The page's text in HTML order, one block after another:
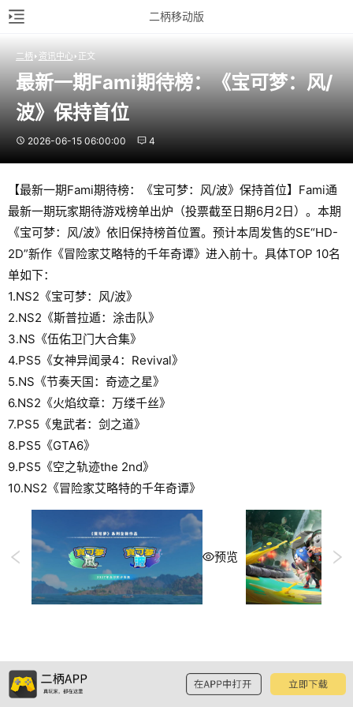
二柄移动版
二柄 资讯中心 正文
最新一期Fami期待榜：《宝可梦：风/
波》保持首位
2026-06-15 06:00:00 4
【最新一期Fami期待榜：《宝可梦：风/波》保持首位】Fami通
最新一期玩家期待游戏榜单出炉（投票截至日期6月2日）。本期
《宝可梦：风/波》依旧保持榜首位置。预计本周发售的SE“HD-
2D”新作《冒险家艾略特的千年奇谭》进入前十。具体TOP 10名
单如下：
1.NS2《宝可梦：风/波》
2.NS2《斯普拉遁：涂击队》
3.NS《伍佑卫门大合集》
4.PS5《女神异闻录4：Revival》
5.NS《节奏天国：奇迹之星》
6.NS2《火焰纹章：万缕千丝》
7.PS5《鬼武者：剑之道》
8.PS5《GTA6》
9.PS5《空之轨迹the 2nd》
10.NS2《冒险家艾略特的千年奇谭》
预览